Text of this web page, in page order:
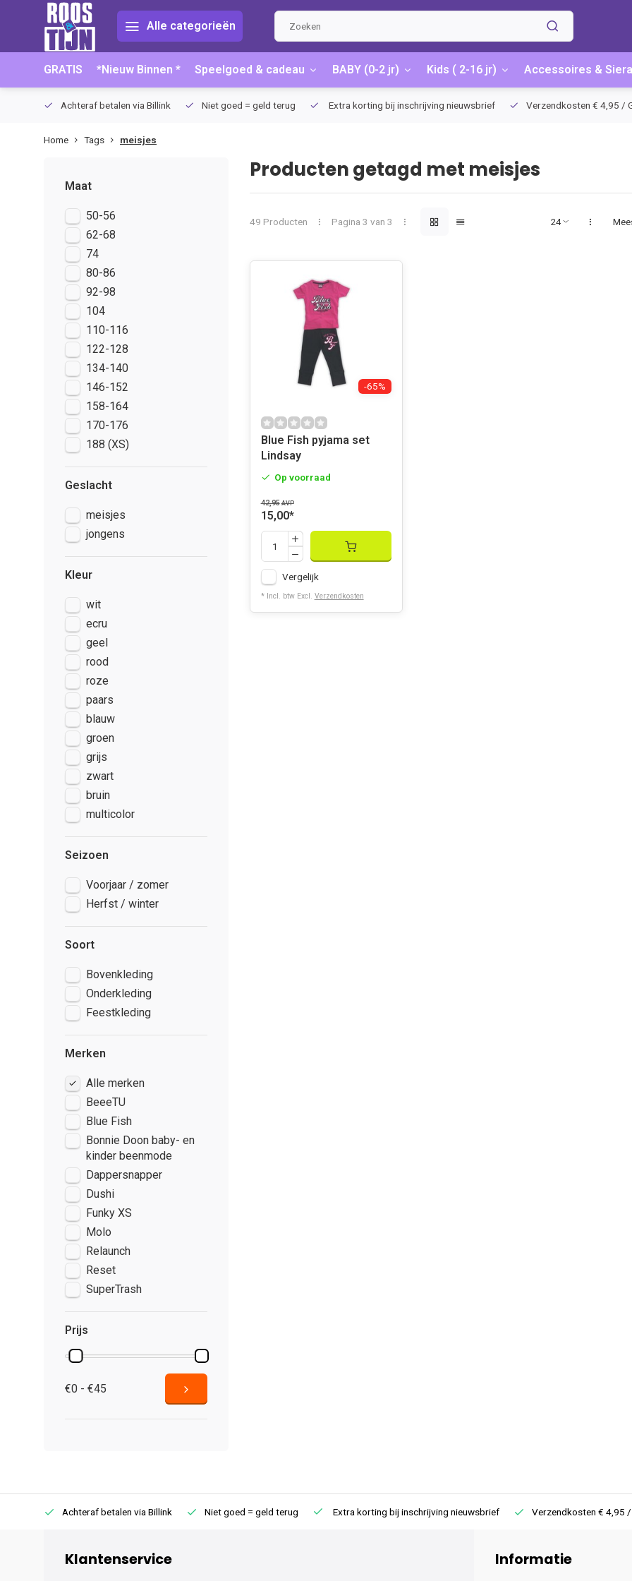
Alle categorieën
GRATIS *Nieuw Binnen * Speelgoed & cadeau BABY (0-2 jr) Kids ( 2-16 jr) Accessoires &
Achteraf betalen via Billink Niet goed = geld terug Extra korting bij inschrijving nieuwsbrief Verzendkosten € 4,95 /
Home Tags meisjes
Maat
50-56
62-68
74
80-86
92-98
104
110-116
122-128
134-140
146-152
158-164
170-176
188 (XS)
Geslacht
meisjes
jongens
Kleur
wit
ecru
geel
rood
roze
paars
blauw
groen
grijs
zwart
bruin
multicolor
Seizoen
Voorjaar / zomer
Herfst / winter
Soort
Bovenkleding
Onderkleding
Feestkleding
Merken
Alle merken
BeeeTU
Blue Fish
Bonnie Doon baby- en
kinder beenmode
Dappersnapper
Dushi
Funky XS
Molo
Relaunch
Reset
SuperTrash
Prijs
€0 - €45
Producten getagd met meisjes
49 Producten Pagina 3 van 3
-65%
Blue Fish pyjama set
Lindsay
Op voorraad
42,95 AVP
15,00*
Vergelijk
* Incl. btw Excl. Verzendkosten
Achteraf betalen via Billink Niet goed = geld terug Extra korting bij inschrijving nieuwsbrief Verzendkosten € 4,95
Klantenservice Informatie